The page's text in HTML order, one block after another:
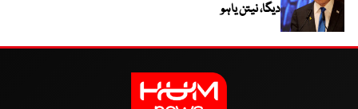
دیگا، نیتن یاہو